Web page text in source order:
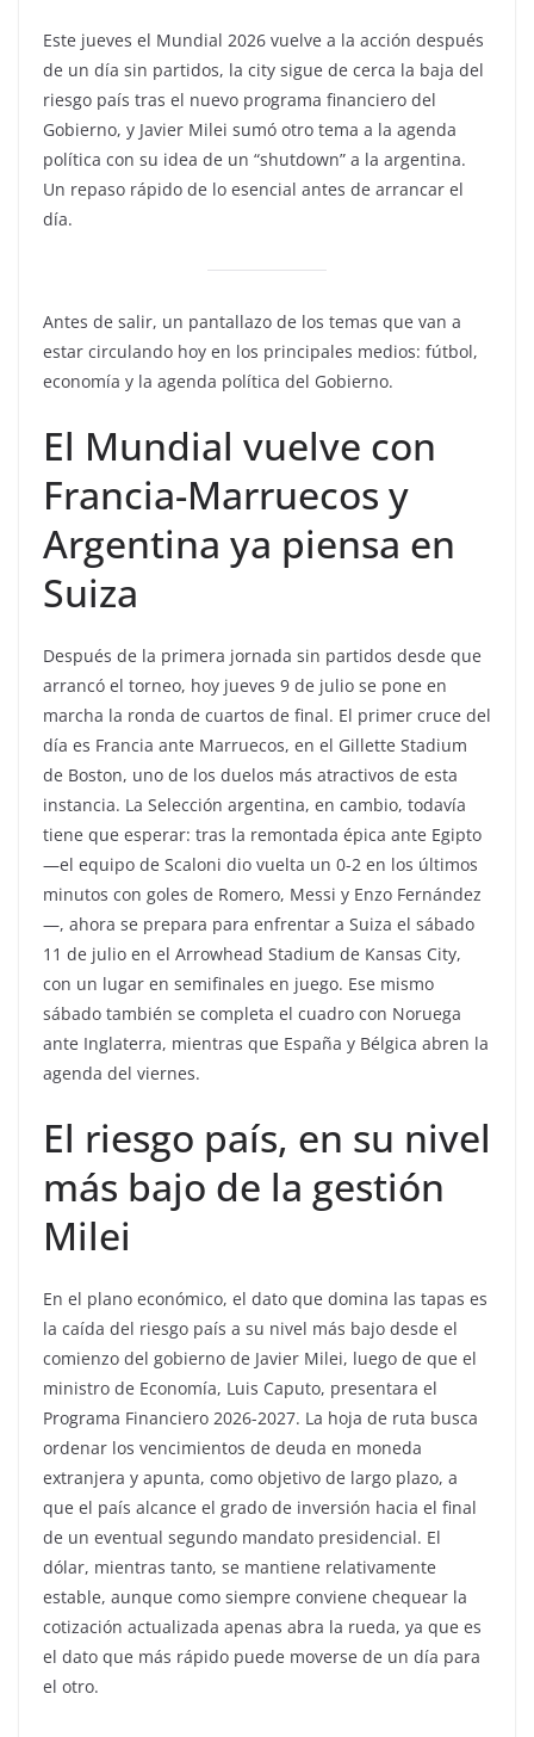
Este jueves el Mundial 2026 vuelve a la acción después
de un día sin partidos, la city sigue de cerca la baja del
riesgo país tras el nuevo programa financiero del
Gobierno, y Javier Milei sumó otro tema a la agenda
política con su idea de un “shutdown” a la argentina.
Un repaso rápido de lo esencial antes de arrancar el
día.
Antes de salir, un pantallazo de los temas que van a
estar circulando hoy en los principales medios: fútbol,
economía y la agenda política del Gobierno.
El Mundial vuelve con
Francia-Marruecos y
Argentina ya piensa en
Suiza
Después de la primera jornada sin partidos desde que
arrancó el torneo, hoy jueves 9 de julio se pone en
marcha la ronda de cuartos de final. El primer cruce del
día es Francia ante Marruecos, en el Gillette Stadium
de Boston, uno de los duelos más atractivos de esta
instancia. La Selección argentina, en cambio, todavía
tiene que esperar: tras la remontada épica ante Egipto
—el equipo de Scaloni dio vuelta un 0-2 en los últimos
minutos con goles de Romero, Messi y Enzo Fernández
—, ahora se prepara para enfrentar a Suiza el sábado
11 de julio en el Arrowhead Stadium de Kansas City,
con un lugar en semifinales en juego. Ese mismo
sábado también se completa el cuadro con Noruega
ante Inglaterra, mientras que España y Bélgica abren la
agenda del viernes.
El riesgo país, en su nivel
más bajo de la gestión
Milei
En el plano económico, el dato que domina las tapas es
la caída del riesgo país a su nivel más bajo desde el
comienzo del gobierno de Javier Milei, luego de que el
ministro de Economía, Luis Caputo, presentara el
Programa Financiero 2026-2027. La hoja de ruta busca
ordenar los vencimientos de deuda en moneda
extranjera y apunta, como objetivo de largo plazo, a
que el país alcance el grado de inversión hacia el final
de un eventual segundo mandato presidencial. El
dólar, mientras tanto, se mantiene relativamente
estable, aunque como siempre conviene chequear la
cotización actualizada apenas abra la rueda, ya que es
el dato que más rápido puede moverse de un día para
el otro.